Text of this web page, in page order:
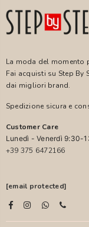
La moda del momento
Fai acquisti su Step By
dai migliori brand.
Spedizione sicura e
Customer Care
Lunedì - Venerdì 9:30-
+39 375 6472166
[email protected]